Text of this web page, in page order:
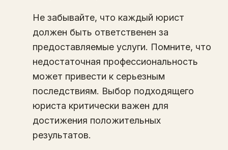
Не забывайте, что каждый юрист
должен быть ответственен за
предоставляемые услуги. Помните, что
недостаточная профессиональность
может привести к серьезным
последствиям. Выбор подходящего
юриста критически важен для
достижения положительных
результатов.